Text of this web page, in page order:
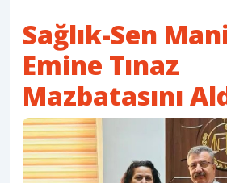
Sağlık-Sen
Emine Tınaz
Mazbatasını